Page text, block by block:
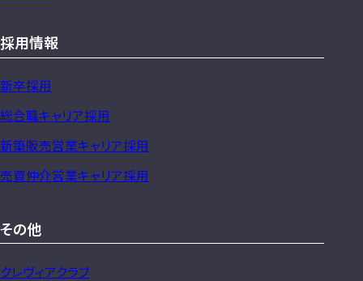
採用情報
新卒採用
総合職キャリア採用
新築販売営業キャリア採用
売買仲介営業キャリア採用
その他
クレヴィアクラブ